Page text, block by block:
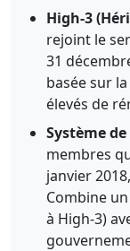
High-3
rejoint le
31
basée sur
élevés de
Système
membres
janvier
Combine
à High-3)